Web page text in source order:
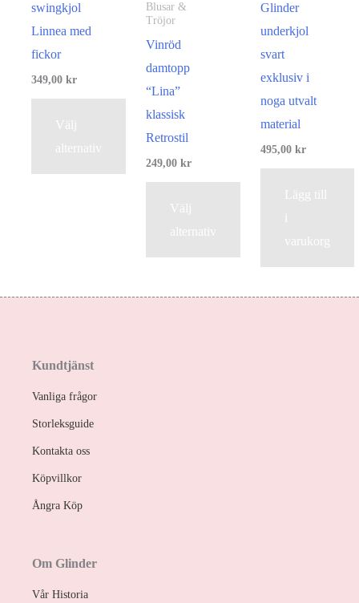
swingkjol
Linnea med
fickor
349,00kr
Välj
alternativ
Blusar &
Tröjor
Vinröd
damtopp
“Lina”
klassisk
Retrostil
249,00 kr
Välj
alternativ
Glinder
underkjol
svart
exklusiv i
noga utvalt
material
495,00 kr
Lägg till
varukorg
Kundtjänst
Vanliga frågor
Storleksguide
Kontakta oss
Köpvillkor
Ångra Köp
Om Glinder
Vår Historia